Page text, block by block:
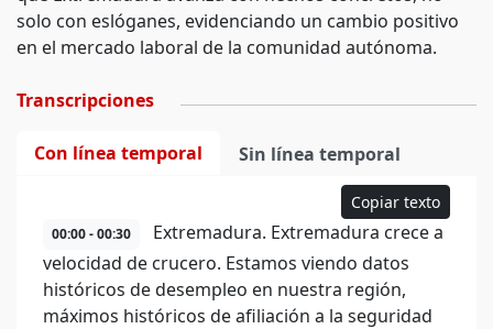
solo con eslóganes, evidenciando un cambio positivo
en el mercado laboral de la comunidad autónoma.
Transcripciones
Con línea temporal Sin línea temporal
Copiar texto
00:00 - 00:30
Extremadura. Extremadura crece a
velocidad de crucero. Estamos viendo datos
históricos de desempleo en nuestra región,
máximos históricos de afiliación a la seguridad